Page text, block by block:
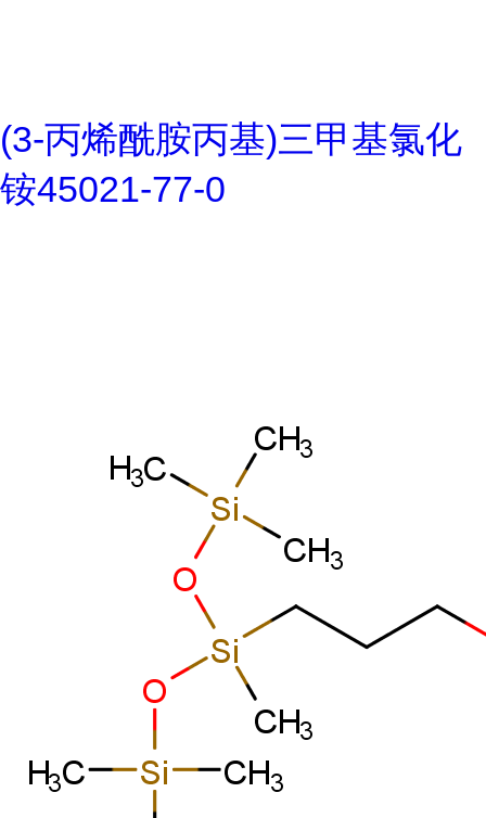
(3-丙烯酰胺丙基)三甲基氯化
铵45021-77-0